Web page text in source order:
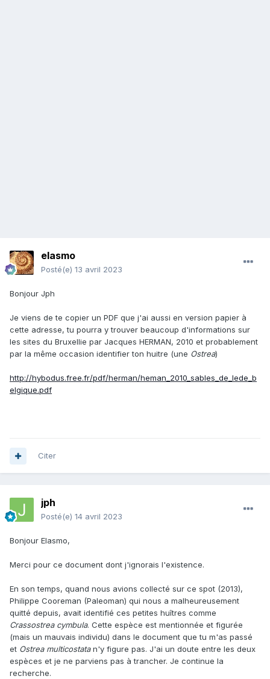
elasmo
Posté(e) 13 avril 2023
Bonjour Jph
Je viens de te copier un PDF que j'ai aussi en version papier à
cette adresse, tu pourra y trouver beaucoup d'informations sur
les sites du Bruxellie par Jacques HERMAN, 2010 et probablement
par la même occasion identifier ton huitre (une Ostrea)
http://hybodus.free.fr/pdf/herman/heman_2010_sables_de_lede_b
elgique.pdf
Citer
jph
Posté(e) 14 avril 2023
Bonjour Elasmo,
Merci pour ce document dont j'ignorais l'existence.
En son temps, quand nous avions collecté sur ce spot (2013),
Philippe Cooreman (Paleoman) qui nous a malheureusement
quitté depuis, avait identifié ces petites huîtres comme
Crassostrea cymbula. Cette espèce est mentionnée et figurée
(mais un mauvais individu) dans le document que tu m'as passé
et Ostrea multicostatan'y figure pas. J'ai un doute entre les deux
espèces et je ne parviens pas à trancher. Je continue la
recherche.